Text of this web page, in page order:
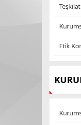
Etik